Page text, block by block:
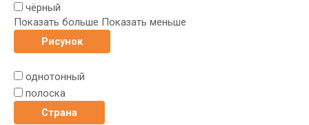
чёрный
Показать больше Показать меньше
Рисунок
однотонный
полоска
Страна